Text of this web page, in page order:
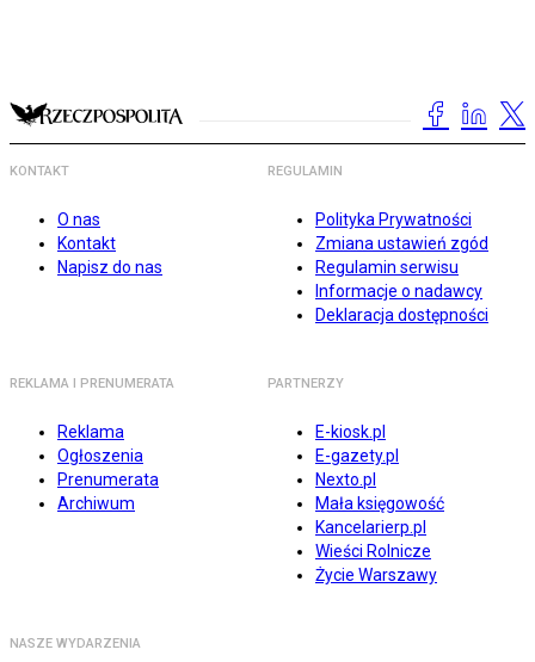
KONTAKT
O nas
Kontakt
Napisz do nas
REGULAMIN
Polityka Prywatności
Zmiana ustawień zgód
Regulamin serwisu
Informacje o nadawcy
Deklaracja dostępności
REKLAMA I PRENUMERATA
Reklama
Ogłoszenia
Prenumerata
Archiwum
PARTNERZY
E-kiosk.pl
E-gazety.pl
Nexto.pl
Mała księgowość
Kancelarierp.pl
Wieści Rolnicze
Życie Warszawy
NASZE WYDARZENIA